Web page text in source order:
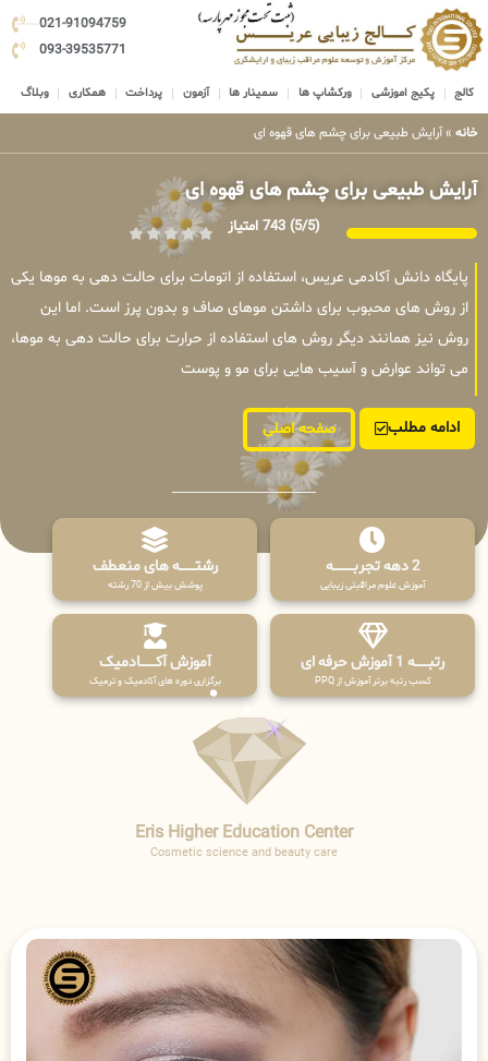
021-91094759
093-39535771
کالج پکیج اموزشی ورکشاپ ها سمینار ها آزمون پرداخت همکاری وبلاگ
خانه »آرایش طبیعی برای چشم های قهوه ای
آرایش طبیعی برای چشم های قهوه ای
(5/5) 743 امتیاز
پایگاه دانش آکادمی عریس، استفاده از اتومات برای حالت دهی به موها یکی
از روش های محبوب برای داشتن موهای صاف و بدون پرز است. اما این
روش نیز همانند دیگر روش های استفاده از حرارت برای حالت دهی به موها،
می تواند عوارض و آسیب هایی برای مو و پوست
ادامه مطلب صفحه اصلی
2 دهه تجربـــــــــه
آموزش علوم مراقبتی زیبایی
رشتـــــــه های منعطف
پوشش بیش از 70 رشته
رتبــــــه 1 آموزش حرفه ای
کسب رتبه برتر آموزش از PPQ
آموزش آکـــــــادمیک
برگزاری دوره های آکادمیک و ترمیک
Eris Higher Education Center
Cosmetic science and beauty care